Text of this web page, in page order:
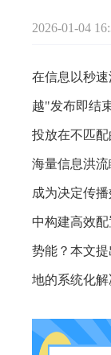
2026-01-04
在信息以秒
越"发布即结
投放在不匹
海量信息洪
成为决定传
中构建高效
势能？本文
地的系统化解